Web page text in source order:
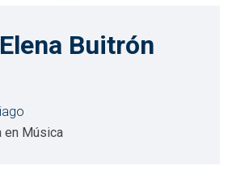
Buitrón
en Música